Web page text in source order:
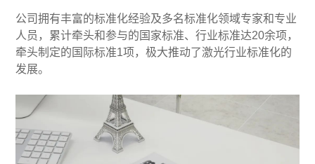
公司拥有丰富的标准化经验及多名标准化领域专家和专业
人员，累计牵头和参与的国家标准、行业标准达20余项，
牵头制定的国际标准1项，极大推动了激光行业标准化的
发展。